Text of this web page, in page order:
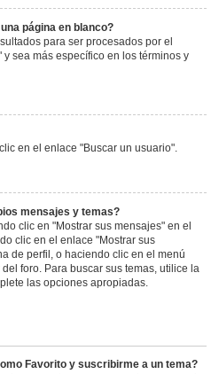
página en blanco?
para ser procesados por el
sea más específico en los términos y
en el enlace "Buscar un usuario".
mensajes y temas?
clic en "Mostrar sus mensajes" en el
clic en el enlace "Mostrar sus
de perfil, o haciendo clic en el menú
foro. Para buscar sus temas, utilice la
las opciones apropiadas.
Favorito y suscribirme a un tema?